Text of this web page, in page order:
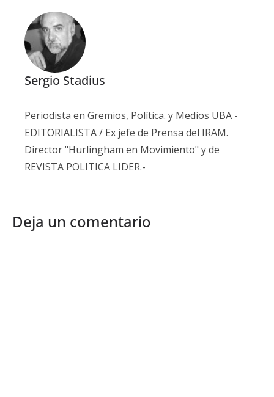
Sergio Stadius
Periodista en Gremios, Política. y Medios UBA -
EDITORIALISTA / Ex jefe de Prensa del IRAM.
Director "Hurlingham en Movimiento" y de
REVISTA POLITICA LIDER.-
Deja un comentario